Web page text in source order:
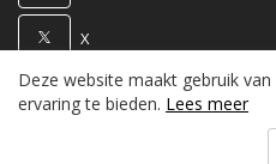
X
Powered by
Deze website maakt gebruik
ervaring te bieden. Lees meer